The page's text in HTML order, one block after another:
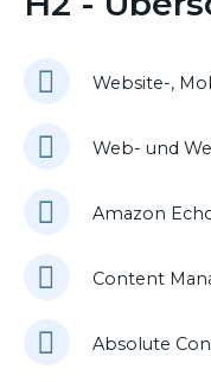
Website-,
Web- und
Amazon
Content
Absolute